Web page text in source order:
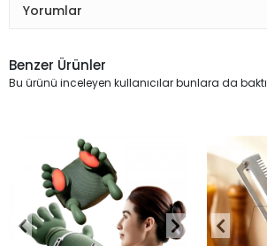
Yorumlar
Benzer Ürünler
Bu ürünü inceleyen kullanıcılar bunlara da baktı